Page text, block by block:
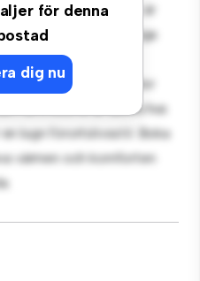
för denna
dig nu
Den stora bakgården är
och den mysiga
Beläget i ett
tillgång till parker, skolor
till 11 500 kr är detta hus
lugn förortslivsstil. Boka
värmen och komforten